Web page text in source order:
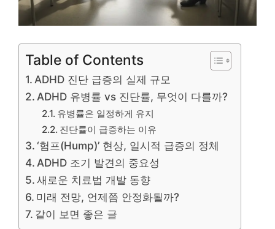
Table of Contents
ADHD 진단 급증의 실제 규모
ADHD 유병률 vs 진단률, 무엇이 다를까?
유병률은 일정하게 유지
진단률이 급증하는 이유
‘험프(Hump)’ 현상, 일시적 급증의 정체
ADHD 조기 발견의 중요성
새로운 치료법 개발 동향
미래 전망, 언제쯤 안정화될까?
같이 보면 좋은 글